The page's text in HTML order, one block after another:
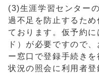
(3)生涯学習センター
過不足を防止するた
ております。仮予約
ド）が必要ですので
ー窓口で登録手続き
状況の照会に利用者登